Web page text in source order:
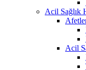
Acil Sağlık
Acil